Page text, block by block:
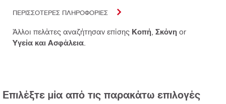
ΠΕΡΙΣΣΟΤΕΡΕΣ ΠΛΗΡΟΦΟΡΙΕΣ
Άλλοι πελάτες αναζήτησαν επίσης Κοπή Σκόνη or
Υγεία και Ασφάλεια
Επιλέξτε μία από τις παρακάτω επιλογές